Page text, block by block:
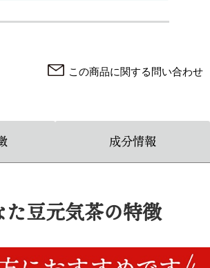
この商品に関する問い合わせ
成分情報
た豆元気茶の特徴